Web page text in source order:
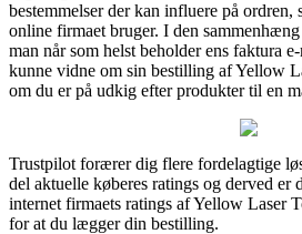
bestemmelser der kan influere på ordren,
online firmaet bruger. I den sammenhæng
man når som helst beholder ens faktura
kunne vidne om sin bestilling af Yellow
om du er på udkig efter produkter til en
Trustpilot forærer dig flere fordelagtige
del aktuelle køberes ratings og derved er
internet firmaets ratings af Yellow Laser
for at du lægger din bestilling.